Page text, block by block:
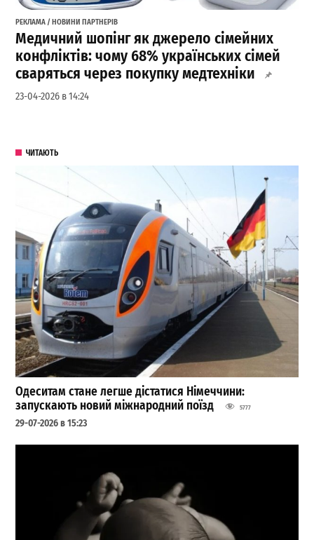
РЕКЛАМА / НОВИНИ ПАРТНЕРІВ
Медичний шопінг як джерело сімейних
конфліктів: чому 68% українських сімей
сваряться через покупку медтехніки
23-04-2026 в 14:24
ЧИТАЮТЬ
Одеситам стане легше дістатися Німеччини:
запускають новий міжнародний поїзд
5777
29-07-2026 в 15:23